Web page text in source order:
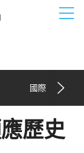
國際
歷史